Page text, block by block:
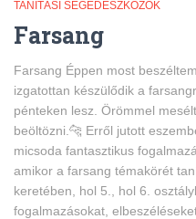
TANÍTÁSI SEGÉDESZKÖZÖK
Farsang
Farsang Éppen most
izgatottan készülődik a
pénteken lesz. Örömmel
beöltözni.🐆 Erről jutott
micsoda fantasztikus
amikor a farsang témakörét
keretében, hol 5., hol 6.
fogalmazásokat,